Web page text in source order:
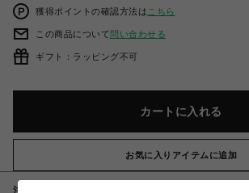
獲得ポイントの確認方法は こちら
この商品について問い合わせる
ギフト：ラッピング不可
カートに入れる
お気に入りアイテムに追加
注意事項